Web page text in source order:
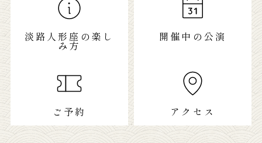
淡路人形座の楽し
み方
開催中の公演
ご予約 アクセス